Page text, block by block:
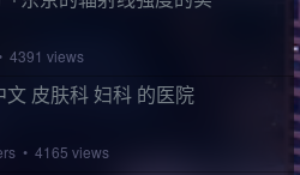
4391 views
皮肤科 妇科 的医院
• 4165 views